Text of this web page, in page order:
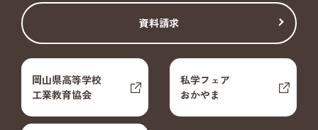
資料請求
岡山県高等学校
工業教育協会
私学フェア
おかやま